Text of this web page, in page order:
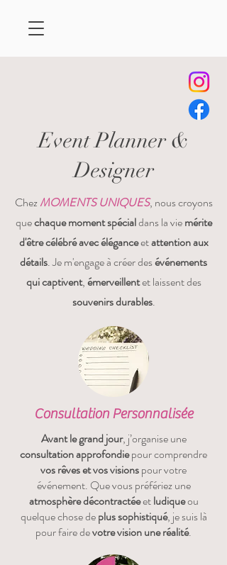
Event Planner &
Designer
ChezMOMENTS UNIQUES, nous croyons
quechaque moment spécialdans la viemérite
d'être célébré avec éléganceetattention aux
détails. Je m'engage à créer desévénements
qui captivent,émerveillentet laissent des
souvenirs durables.
Consultation Personnalisée
Avant le grand jour, j’organise une
consultation approfondiepour comprendre
vos rêves et vos visionspour votre
événement. Que vous préfériez une
atmosphère décontractéeetludiqueou
quelque chose deplus sophistiqué, je suis là
pour faire devotre vision une réalité.